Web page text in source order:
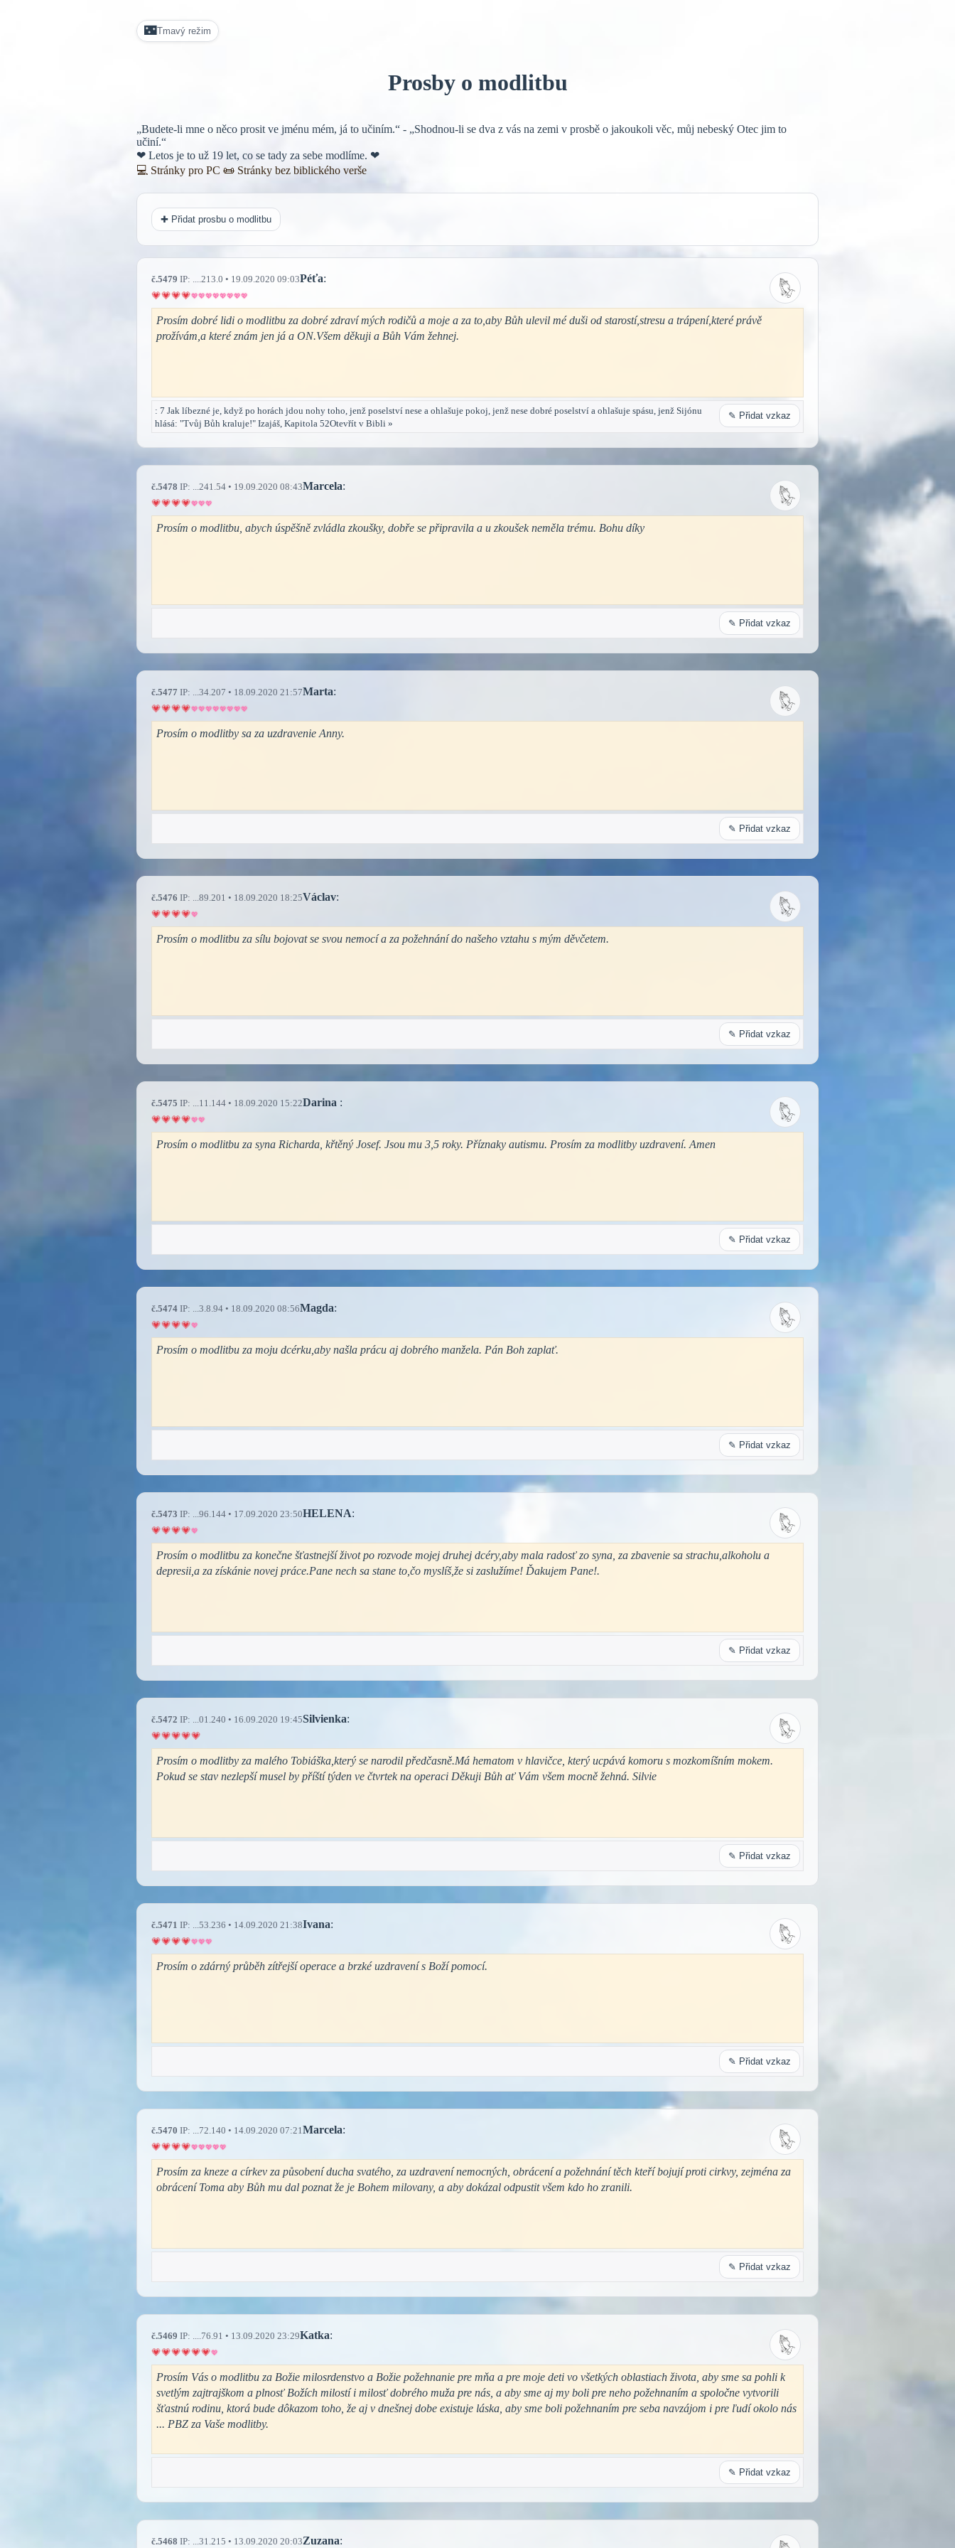
🌃Tmavý režim
Prosby o modlitbu
„Budete-li mne o něco prosit ve jménu mém, já to učiním.“ - „Shodnou-li se dva z vás na zemi v prosbě o jakoukoli věc, můj nebeský Otec jim to
učiní.“
❤ Letos je to už 19 let, co se tady za sebe modlíme. ❤
💻 Stránky pro PC 📜 Stránky bez biblického verše
✚ Přidat prosbu o modlitbu
č.5479 IP: ....213.0 • 19.09.2020 09:03Péťa:
Prosím dobré lidi o modlitbu za dobré zdraví mých rodičů a moje a za to,aby Bůh ulevil mé duši od starostí,stresu a trápení,které právě
prožívám,a které znám jen já a ON.Všem děkuji a Bůh Vám žehnej.
: 7 Jak líbezné je, když po horách jdou nohy toho, jenž poselství nese a ohlašuje pokoj, jenž nese dobré poselství a ohlašuje spásu, jenž Sijónu
hlásá: "Tvůj Bůh kraluje!" Izajáš, Kapitola 52Otevřít v Bibli »
✎ Přidat vzkaz
č.5478 IP: ...241.54 • 19.09.2020 08:43Marcela:
Prosím o modlitbu, abych úspěšně zvládla zkoušky, dobře se připravila a u zkoušek neměla trému. Bohu díky
✎ Přidat vzkaz
č.5477 IP: ...34.207 • 18.09.2020 21:57Marta:
Prosím o modlitby sa za uzdravenie Anny.
✎ Přidat vzkaz
č.5476 IP: ...89.201 • 18.09.2020 18:25Václav:
Prosím o modlitbu za sílu bojovat se svou nemocí a za požehnání do našeho vztahu s mým děvčetem.
✎ Přidat vzkaz
č.5475 IP: ...11.144 • 18.09.2020 15:22Darina :
Prosím o modlitbu za syna Richarda, křtěný Josef. Jsou mu 3,5 roky. Příznaky autismu. Prosím za modlitby uzdravení. Amen
✎ Přidat vzkaz
č.5474 IP: ...3.8.94 • 18.09.2020 08:56Magda:
Prosím o modlitbu za moju dcérku,aby našla prácu aj dobrého manžela. Pán Boh zaplať.
✎ Přidat vzkaz
č.5473 IP: ...96.144 • 17.09.2020 23:50HELENA:
Prosím o modlitbu za konečne šťastnejší život po rozvode mojej druhej dcéry,aby mala radosť zo syna, za zbavenie sa strachu,alkoholu a
depresii,a za získánie novej práce.Pane nech sa stane to,čo myslíš,že si zaslužíme! Ďakujem Pane!.
✎ Přidat vzkaz
č.5472 IP: ...01.240 • 16.09.2020 19:45Silvienka:
Prosím o modlitby za malého Tobiáška,který se narodil předčasně.Má hematom v hlavičce, který ucpává komoru s mozkomíšním mokem.
Pokud se stav nezlepší musel by příští týden ve čtvrtek na operaci Děkuji Bůh ať Vám všem mocně žehná. Silvie
✎ Přidat vzkaz
č.5471 IP: ...53.236 • 14.09.2020 21:38Ivana:
Prosím o zdárný průběh zítřejší operace a brzké uzdravení s Boží pomocí.
✎ Přidat vzkaz
č.5470 IP: ...72.140 • 14.09.2020 07:21 Marcela:
Prosím za kneze a církev za působení ducha svatého, za uzdravení nemocných, obrácení a požehnání těch kteří bojují proti cirkvy, zejména za
obrácení Toma aby Bůh mu dal poznat že je Bohem milovany, a aby dokázal odpustit všem kdo ho zranili.
✎ Přidat vzkaz
č.5469 IP: ....76.91 • 13.09.2020 23:29Katka:
Prosím Vás o modlitbu za Božie milosrdenstvo a Božie požehnanie pre mňa a pre moje deti vo všetkých oblastiach života, aby sme sa pohli k
svetlým zajtrajškom a plnosť Božích milostí i milosť dobrého muža pre nás, a aby sme aj my boli pre neho požehnaním a spoločne vytvorili
šťastnú rodinu, ktorá bude dôkazom toho, že aj v dnešnej dobe existuje láska, aby sme boli požehnaním pre seba navzájom i pre ľudí okolo nás
... PBZ za Vaše modlitby.
✎ Přidat vzkaz
č.5468 IP: ...31.215 • 13.09.2020 20:03Zuzana: